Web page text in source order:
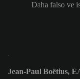
Daha falso ve
Jean-Paul Boëtius,